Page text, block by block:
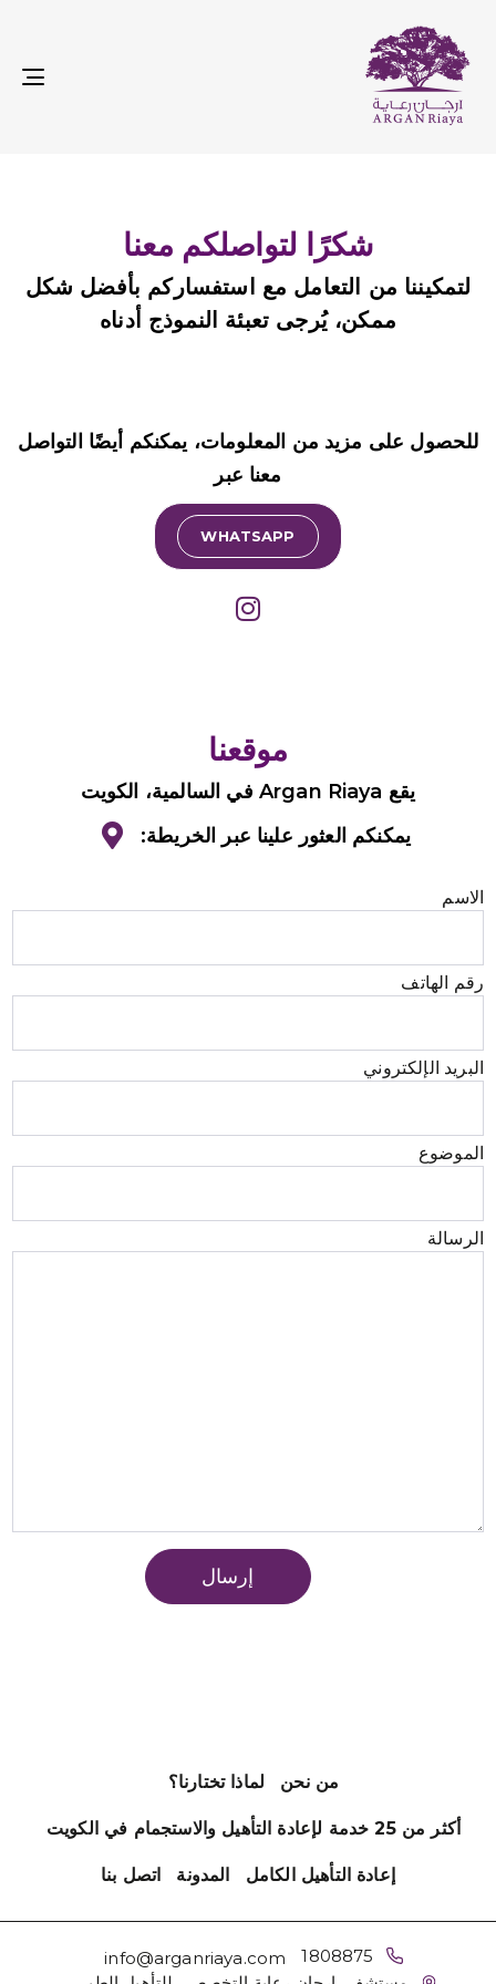
شكرًا لتواصلكم معنا
لتمكيننا من التعامل مع استفساركم بأفضل شكل
ممكن، يُرجى تعبئة النموذج أدناه
للحصول على مزيد من المعلومات، يمكنكم أيضًا التواصل
معنا عبر
WHATSAPP
موقعنا
يقع Argan Riaya في السالمية، الكويت
يمكنكم العثور علينا عبر الخريطة:
الاسم
رقم الهاتف
البريد الإلكتروني
الموضوع
الرسالة
من نحن لماذا تختارنا؟
أكثر من 25 خدمة لإعادة التأهيل والاستجمام في الكويت
إعادة التأهيل الكامل المدونة اتصل بنا
1808875
info@arganriaya.com